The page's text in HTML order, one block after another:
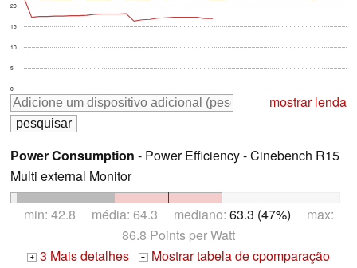
0
5
10
15
20
mostrar lenda
Power Consumption - Power Efficiency - Cinebench R15
Multi external Monitor
min: 42.8 média: 64.3 mediano: 63.3 (47%) max:
86.8 Points per Watt
+ 3 Mais detalhes + Mostrar tabela de cpomparação